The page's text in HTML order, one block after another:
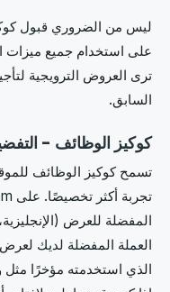
ليس من الضروري قبول
على استخدام جميع ميزات
ترى العروض الترويجية
السابق.
كوكيز الوظائف -
تسمح كوكيز الوظائف
المفضلة للعرض
العملة المفضلة لديك لعرض
الذي استخدمته مؤخرًا مثل